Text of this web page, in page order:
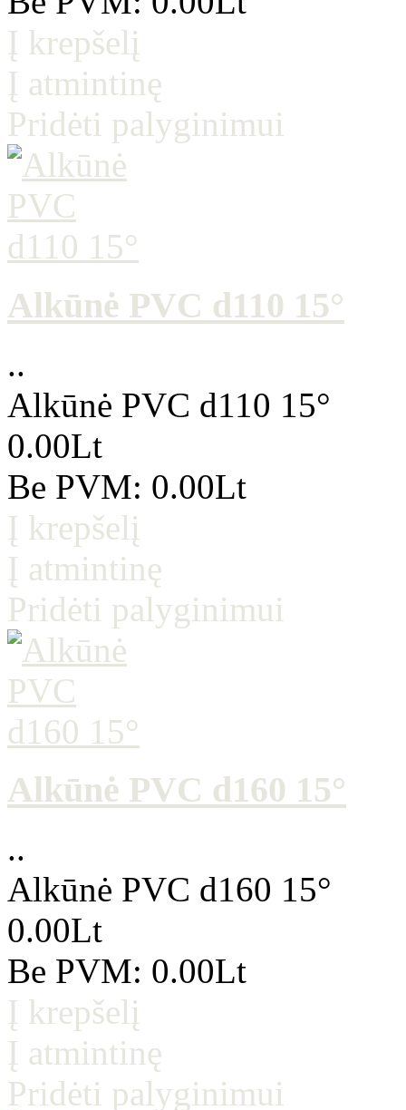
Į krepšelį
Į atmintinę
Pridėti palyginimui
Alkūnė PVC d110 15°
..
Alkūnė PVC d110 15°
0.00Lt
Be PVM: 0.00Lt
Į krepšelį
Į atmintinę
Pridėti palyginimui
Alkūnė PVC d160 15°
..
Alkūnė PVC d160 15°
0.00Lt
Be PVM: 0.00Lt
Į krepšelį
Į atmintinę
Pridėti palyginimui